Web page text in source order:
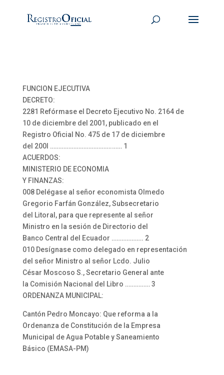
FUNCION EJECUTIVA
DECRETO:
2281 Refórmase el Decreto Ejecutivo No. 2164 de
10 de diciembre del 2001, publicado en el
Registro Oficial No. 475 de 17 de diciembre
del 200l ……………………………….…… 1
ACUERDOS:
MINISTERIO DE ECONOMIA
Y FINANZAS:
008 Delégase al señor economista Olmedo
Gregorio Farfán González, Subsecretario
del Litoral, para que represente al señor
Ministro en la sesión de Directorio del
Banco Central del Ecuador ………………. 2
010 Desígnase como delegado en representación
del señor Ministro al señor Lcdo. Julio
César Moscoso S., Secretario General ante
la Comisión Nacional del Libro …………… 3
ORDENANZA MUNICIPAL:
Cantón Pedro Moncayo: Que reforma a la
Ordenanza de Constitución de la Empresa
Municipal de Agua Potable y Saneamiento
Básico (EMASA-PM)